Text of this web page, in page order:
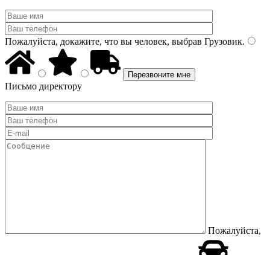
Пожалуйста, докажите, что вы человек, выбрав Грузовик.
Письмо директору
Пожалуйста,